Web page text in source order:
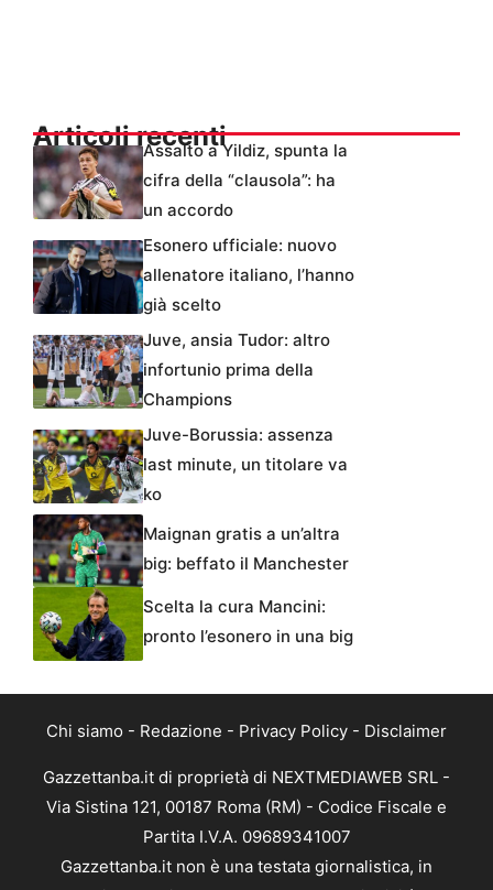
Articoli recentiAssalto a Yildiz, spunta la
cifra della “clausola”: ha
un accordo
Esonero ufficiale: nuovo
allenatore italiano, l’hanno
già scelto
Juve, ansia Tudor: altro
infortunio prima della
Champions
Juve-Borussia: assenza
last minute, un titolare va
ko
Maignan gratis a un’altra
big: beffato il Manchester
Scelta la cura Mancini:
pronto l’esonero in una big
Chi siamo - Redazione - Privacy Policy - Disclaimer
Gazzettanba.it di proprietà di NEXTMEDIAWEB SRL -
Via Sistina 121, 00187 Roma (RM) - Codice Fiscale e
Partita I.V.A. 09689341007
Gazzettanba.it non è una testata giornalistica, in